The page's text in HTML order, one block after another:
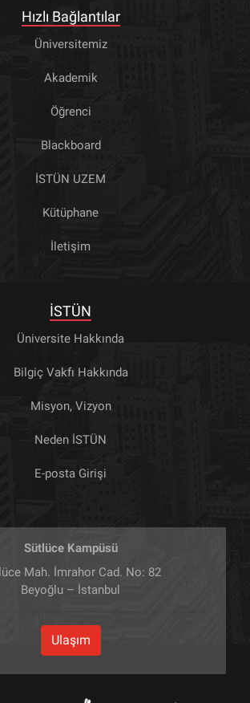
Hızlı Bağlantılar
Üniversitemiz
Akademik
Öğrenci
Blackboard
İSTÜN UZEM
Kütüphane
İletişim
İSTÜN
Üniversite Hakkında
Bilgiç Vakfı Hakkında
Misyon, Vizyon
Neden İSTÜN
E-posta Girişi
Sütlüce Kampüsü
Mah. İmrahor Cad. No: 82
Beyoğlu – İstanbul
Ulaşım